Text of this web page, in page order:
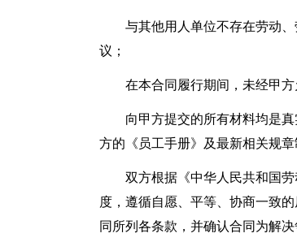
与其他用人单位不存在劳动
议；
在本合同履行期间，未经甲
向甲方提交的所有材料均是
方的《员工手册》及最新相关规章
双方根据《中华人民共和国
度，遵循自愿、平等、协商一致
同所列各条款，并确认合同为解决